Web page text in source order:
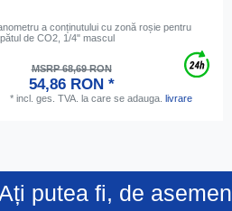
a conținutului cu zonă roșie pentru
de CO2, 1/4" mascul
MSRP 68,69 RON
54,86 RON *
* incl. ges. TVA. la care se adauga. livrare
putea fi, de